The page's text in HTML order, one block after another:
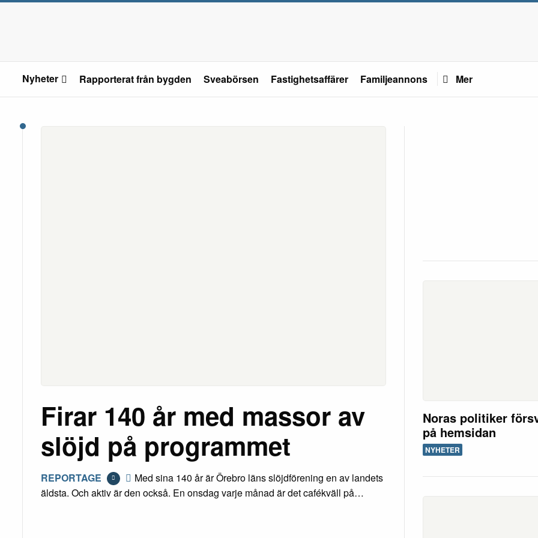
Nyheter Rapporterat från bygden Sveabörsen Fastighetsaffärer Familjeannons Mer
Firar 140 år med massor av
slöjd på programmet
REPORTAGE
Med sina 140 år är Örebro läns slöjdförening en av landets
äldsta. Och aktiv är den också. En onsdag varje månad är det cafékväll på…
Noras politiker
på hemsidan
NYHETER